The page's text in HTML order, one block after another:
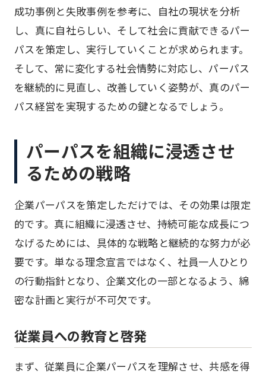
成功事例と失敗事例を参考に、自社の現状を分析
し、真に自社らしい、そして社会に貢献できるパー
パスを策定し、実行していくことが求められます。
そして、常に変化する社会情勢に対応し、パーパス
を継続的に見直し、改善していく姿勢が、真のパー
パス経営を実現するための鍵となるでしょう。
パーパスを組織に浸透させ
るための戦略
企業パーパスを策定しただけでは、その効果は限定
的です。真に組織に浸透させ、持続可能な成長につ
なげるためには、具体的な戦略と継続的な努力が必
要です。単なる理念宣言ではなく、社員一人ひとり
の行動指針となり、企業文化の一部となるよう、綿
密な計画と実行が不可欠です。
従業員への教育と啓発
まず、従業員に企業パーパスを理解させ、共感を得